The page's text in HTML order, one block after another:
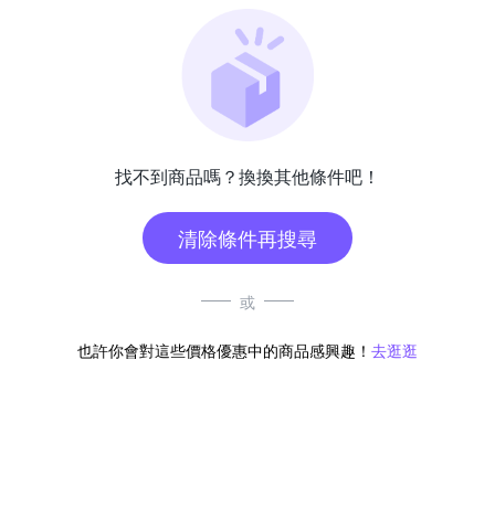
找不到商品嗎？換換其他條件吧！
清除條件再搜尋
或
也許你會對這些價格優惠中的商品感興趣！ 去逛逛